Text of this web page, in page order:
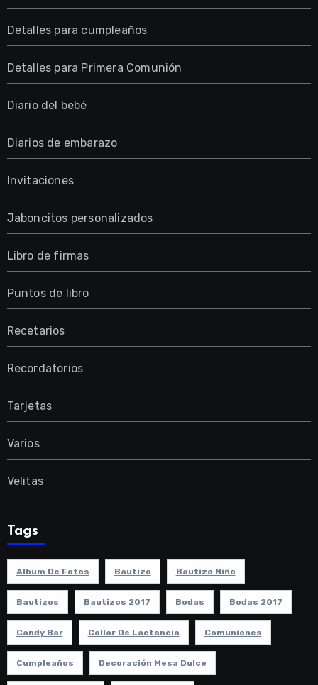
Detalles para cumpleaños
Detalles para Primera Comunión
Diario del bebé
Diarios de embarazo
Invitaciones
Jaboncitos personalizados
Libro de firmas
Puntos de libro
Recetarios
Recordatorios
Tarjetas
Varios
Velitas
Tags
Album De Fotos Bautizo Bautizo Niño
Bautizos Bautizos 2017 Bodas Bodas 2017
Candy Bar Collar De Lactancia Comuniones
Cumpleaños Decoración Mesa Dulce